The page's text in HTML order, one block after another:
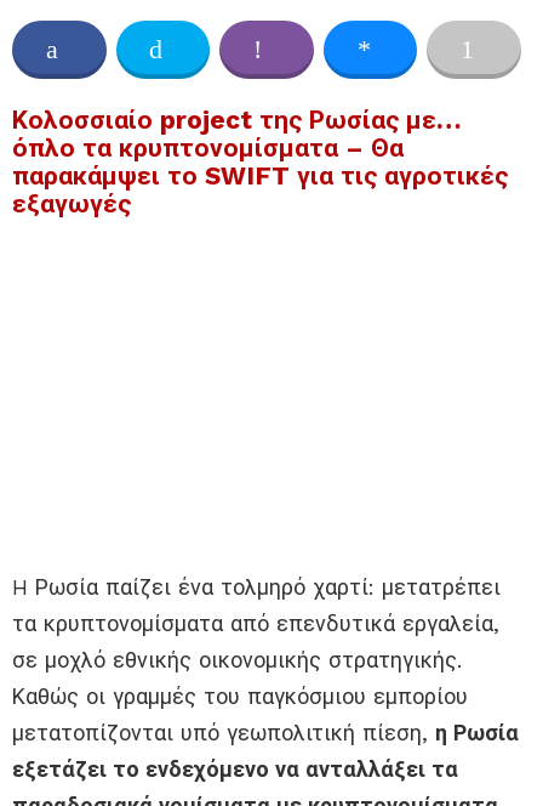
Κολοσσιαίο project της Ρωσίας με…
όπλο τα κρυπτονομίσματα – Θα
παρακάμψει το SWIFT για τις αγροτικές
εξαγωγές
H Ρωσία παίζει ένα τολμηρό χαρτί: μετατρέπει
τα κρυπτονομίσματα από επενδυτικά εργαλεία,
σε μοχλό εθνικής οικονομικής στρατηγικής.
Καθώς οι γραμμές του παγκόσμιου εμπορίου
μετατοπίζονται υπό γεωπολιτική πίεση, η Ρωσία
εξετάζει το ενδεχόμενο να ανταλλάξει τα